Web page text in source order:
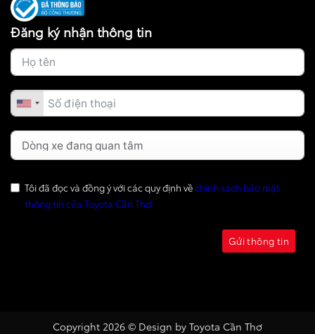
Đăng ký nhận thông tin
Tôi đã đọc và đồng ý với các quy định vềchính sách bảo mật
thông tin của Toyota Cần Thơ
Gửi thông tin
Copyright 2026 © Design by Toyota Cần Thơ